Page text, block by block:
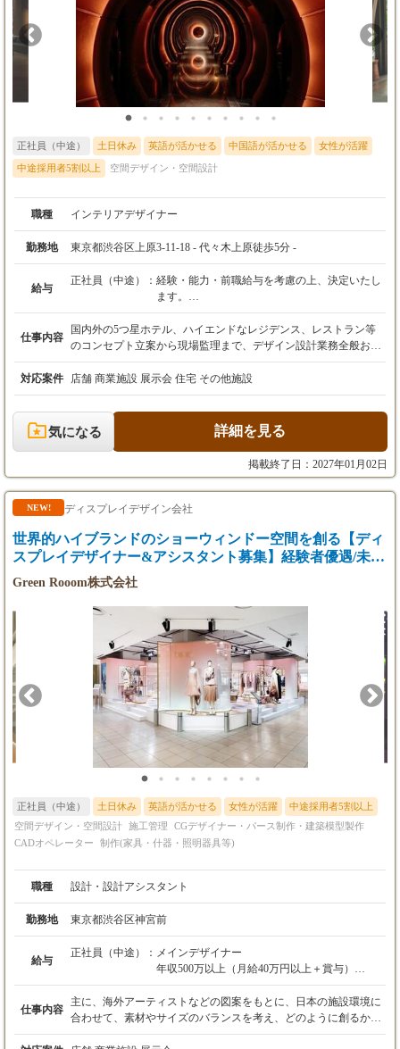
正社員（中途） 土日休み 英語が活かせる 中国語が活かせる 女性が活躍
中途採用者5割以上 空間デザイン・空間設計
職種 インテリアデザイナー
勤務地 東京都渋谷区上原3-11-18 - 代々木上原徒歩5分 -
給与
正社員（中途）： 経験・能力・前職給与を考慮の上、決定いたし
ます。
・実務経験5年以上の設計経験者：月収300,000
円～
・実務経験3年以上の設計経験者：月収260,000
円～
※試用期間を経て正社員採用を決定します。
仕事内容
国内外の5つ星ホテル、ハイエンドなレジデンス、レストラン等
のコンセプト立案から現場監理まで、デザイン設計業務全般およ
びプロジェクトマネジメントをお任せします。 ■ 業務フロー コン
セプトの再構築：与えられた与件を処理するだけでなく、その空
間が提示する本質的な価値を定義し、コンセプトへと昇華させま
す。 基本・実施設計：コンセプトを具現化するための図面作成、
マテリアル選定、CGパース化を妥協なく行います。 プレゼンテ
ーション：クライアントに対し、デザインの意図と機能的価値を
論理的に説明し、プロジェクトの方向性を合意形成します。 現場
監理と品質統制：施工現場において、図面だけでは伝わらないデ
ザインの意図を的確に指示し、デザイナーの立場から現場を牽引
して最終的なアウトプットの品質をコントロールします。
対応案件 店舗 商業施設 展示会 住宅 その他施設
気になる 詳細を見る
掲載終了日：2027年01月02日
NEW! ディスプレイデザイン会社
世界的ハイブランドのショーウィンドー空間を創る【ディ
スプレイデザイナー&アシスタント募集】経験者優遇/未経
験も可
Green Rooom株式会社
正社員（中途） 土日休み 英語が活かせる 女性が活躍
中途採用者5割以上
空間デザイン・空間設計 施工管理
CGデザイナー・パース制作・建築模型製作
CADオペレーター
制作(家具・什器・照明器具等)
職種 設計・設計アシスタント
勤務地 東京都渋谷区神宮前
給与
正社員（中途）： メインデザイナー
年収500万以上（月給40万円以上＋賞与）
年俸制での対応も検討いたします。（今までの
経験を考慮）
アシスタントデザイナー
仕事内容
主に、海外アーティストなどの図案をもとに、日本の施設環境に
合わせて、素材やサイズのバランスを考え、どのように創るかを
設計し、プランを具現化させ設営まで携わります。 デザイン・設